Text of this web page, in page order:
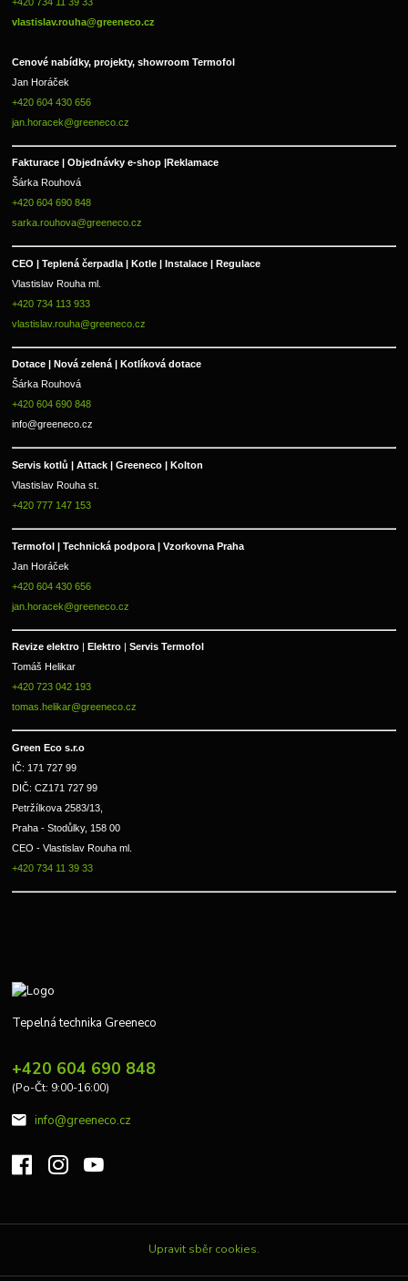
vlastislav.rouha@greeneco.cz
Cenové nabídky, projekty, showroom Termofol
Jan Horáček
+420 604 430 656
jan.horacek@greeneco.cz
Fakturace | Objednávky e-shop |
Reklamace
Šárka Rouhová
+420 604 690 848
sarka.rouhova@greeneco.cz
CEO | Teplená čerpadla | Kotle | Instalace | Regulace
Vlastislav Rouha ml.
+420 734 113 933
vlastislav.rouha@greeneco.cz
Dotace | Nová zelená | Kotlíková dotace
Šárka Rouhová
+420 604 690 848
info@greeneco.cz
Servis kotlů | Attack | Greeneco | Kolton
Vlastislav Rouha st.
+420 777 147 153
Termofol | Technická podpora | Vzorkovna Praha
Jan Horáček
+420 604 430 656
jan.horacek@greeneco.cz
Revize elektro | Elektro | Servis Termofol
Tomáš Helikar
+420 723 042 193
tomas.helikar@greeneco.cz
Green Eco s.r.o
IČ: 171 727 99
DIČ: CZ171 727 99
Petržílkova 2583/13,
Praha - Stodůlky, 158 00
CEO - Vlastislav Rouha ml.
+420 734 11 39 33
Tepelná technika Greeneco
+420 604 690 848
(Po-Čt: 9:00-16:00)
info@greeneco.cz
Upravit sběr cookies.